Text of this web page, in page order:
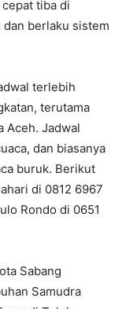
tiba di
berlaku sistem
terlebih
terutama
Aceh. Jadwal
dan biasanya
buruk. Berikut
di 0812 6967
Rondo di 0651
Sabang
Samudra